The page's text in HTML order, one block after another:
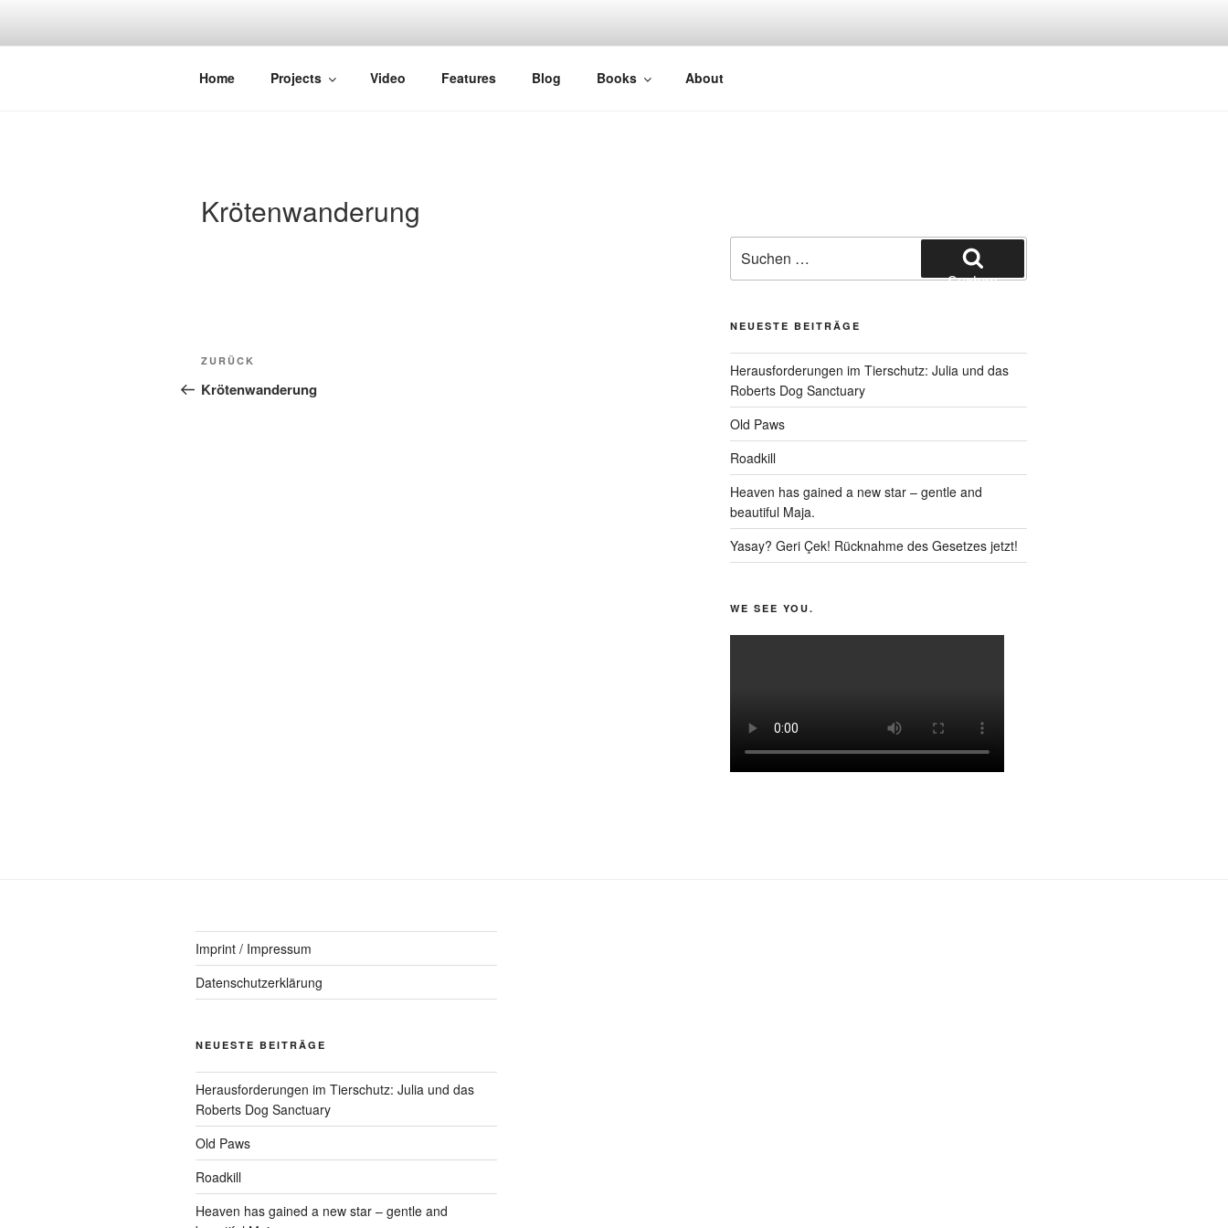
STRAYDOK
Home Projects Video Features Blog Books About
Krötenwanderung
Beitragsnavigation
Vorheriger
Beitrag
ZURÜCK
Krötenwanderung
nach:
Suchen
NEUESTE BEITRÄGE
Herausforderungen im Tierschutz: Julia und das
Roberts Dog Sanctuary
Old Paws
Roadkill
Heaven has gained a new star – gentle and
beautiful Maja.
Yasay? Geri Çek! Rücknahme des Gesetzes jetzt!
WE SEE YOU.
Imprint / Impressum
Datenschutzerklärung
NEUESTE BEITRÄGE
Herausforderungen im Tierschutz: Julia und das
Roberts Dog Sanctuary
Old Paws
Roadkill
Heaven has gained a new star – gentle and